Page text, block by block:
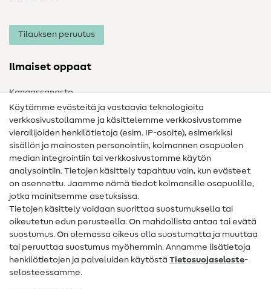
Tilauksen peruutus
Ilmaiset oppaat
Kangassanasto
Ompelusanasto
Ompeluohjeet
Apua ja yhteystiedot
Yhteystiedot
Tietoa omistajanvaihdoksesta
FAQ
Peruutusoikeus
Suosittu
Käytämme evästeitä ja vastaavia teknologioita
verkkosivustollamme ja käsittelemme verkkosivustomme
vierailijoiden henkilötietoja (esim. IP-osoite), esimerkiksi
sisällön ja mainosten personointiin, kolmannen osapuolen
median integrointiin tai verkkosivustomme käytön
analysointiin. Tietojen käsittely tapahtuu vain, kun evästeet
on asennettu. Jaamme nämä tiedot kolmansille osapuolille,
jotka mainitsemme asetuksissa.
Tietojen käsittely voidaan suorittaa suostumuksella tai
oikeutetun edun perusteella. On mahdollista antaa tai evätä
suostumus. On olemassa oikeus olla suostumatta ja muuttaa
tai peruuttaa suostumus myöhemmin. Annamme lisätietoja
henkilötietojen ja palveluiden käytöstä Tietosuojaseloste-
selosteessamme.